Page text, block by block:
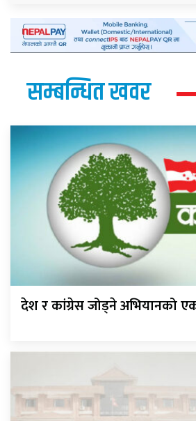
सम्बन्धित खवर
देश र कांग्रेस जोड्ने अभियानको